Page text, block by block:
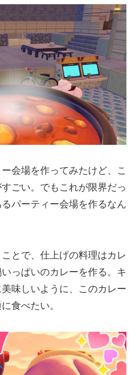
会場を作ってみたけど、こ
ごい。でもこれが限界だっ
パーティー会場を作るなん
とで、仕上げの料理はカレ
っぱいのカレーを作る。キ
味しいように、このカレー
食べたい。